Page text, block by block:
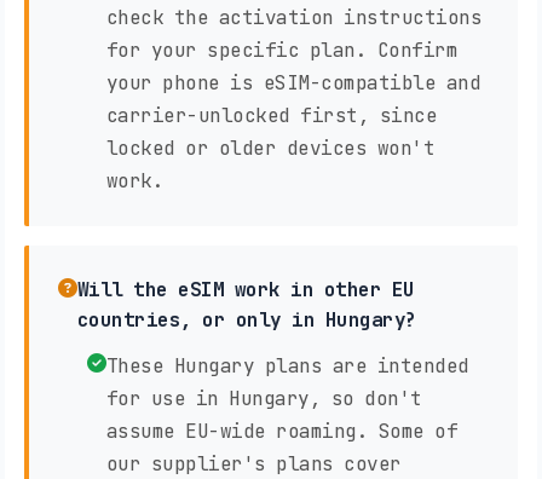
check the activation instructions
for your specific plan. Confirm
your phone is eSIM-compatible and
carrier-unlocked first, since
locked or older devices won't
work.
Will the eSIM work in other EU
countries, or only in Hungary?
These Hungary plans are intended
for use in Hungary, so don't
assume EU-wide roaming. Some of
our supplier's plans cover